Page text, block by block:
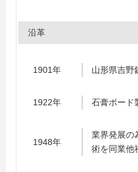
沿革
1901年 山形県吉野
1922年 石膏ボード
1948年
業界発展の
術を同業他